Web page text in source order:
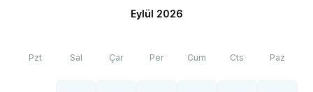
Eylül 2026
Pzt Sal Çar Per Cum Cts Paz